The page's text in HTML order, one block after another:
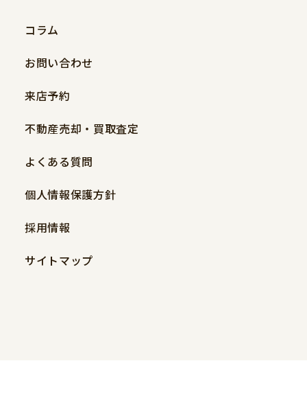
コラム
お問い合わせ
来店予約
不動産売却・買取査定
よくある質問
個人情報保護方針
採用情報
サイトマップ